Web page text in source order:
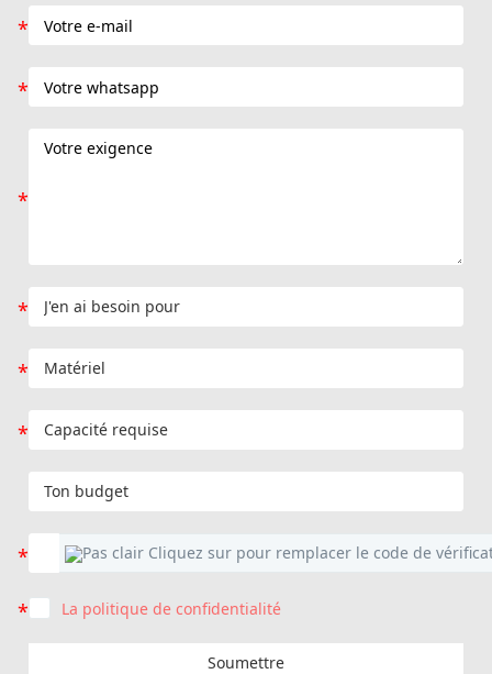
La politique de confidentialité
Soumettre